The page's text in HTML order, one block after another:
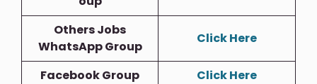
Others Jobs
WhatsApp Group
Click Here
Facebook Group Click Here